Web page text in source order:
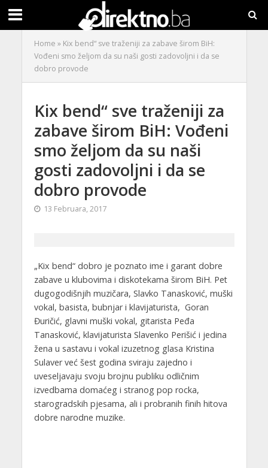
Home » Kix bend“ sve traženiji za zabave širom BiH:
Vođeni smo željom da su naši gosti zadovoljni i da se
dobro provode
Kix bend“ sve traženiji za
zabave širom BiH: Vođeni
smo željom da su naši
gosti zadovoljni i da se
dobro provode
13 Februara, 2017
„Kix bend“ dobro je poznato ime i garant dobre
zabave u klubovima i diskotekama širom BiH. Pet
dugogodišnjih muzičara, Slavko Tanasković, muški
vokal, basista, bubnjar i klavijaturista, Goran
Đuričić, glavni muški vokal, gitarista Peđa
Tanasković, klavijaturista Slavenko Perišić i jedina
žena u sastavu i vokal izuzetnog glasa Kristina
Sulaver već šest godina sviraju zajedno i
uveseljavaju svoju brojnu publiku odličnim
izvedbama domaćeg i stranog pop rocka,
starogradskih pjesama, ali i probranih finih hitova
dobre narodne muzike.